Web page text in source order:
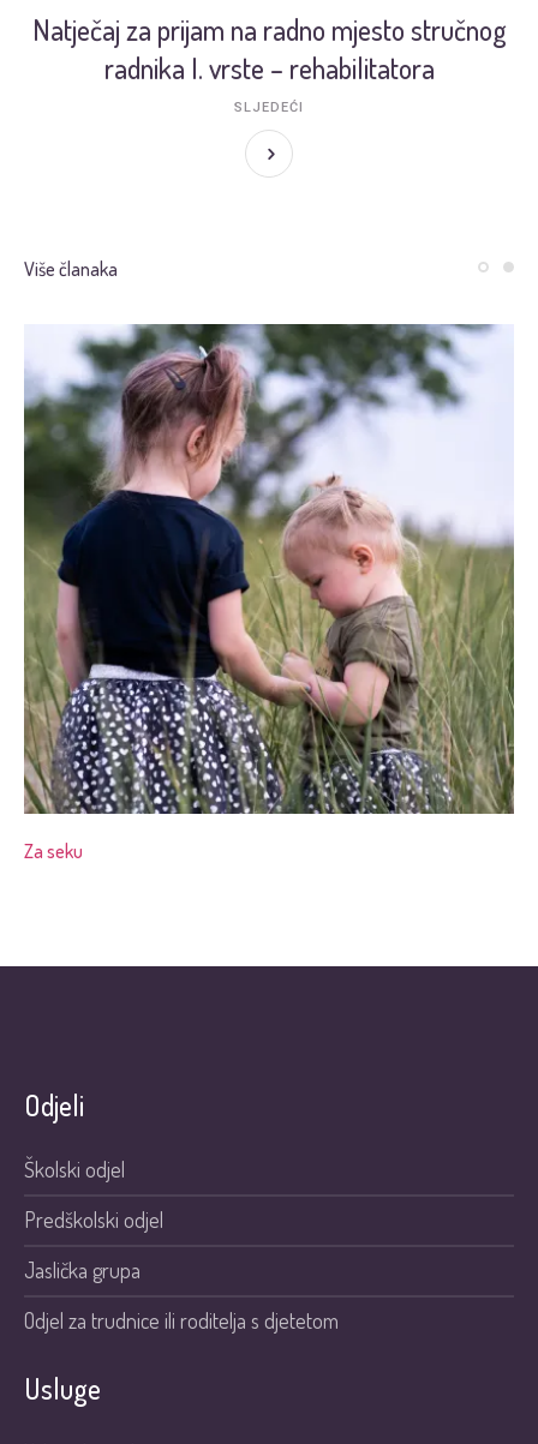
Natječaj za prijam na radno mjesto stručnog
radnika I. vrste – rehabilitatora
SLJEDEĆI
Više članaka
Za seku
Odjeli
Školski odjel
Predškolski odjel
Jaslička grupa
Odjel za trudnice ili roditelja s djetetom
Usluge